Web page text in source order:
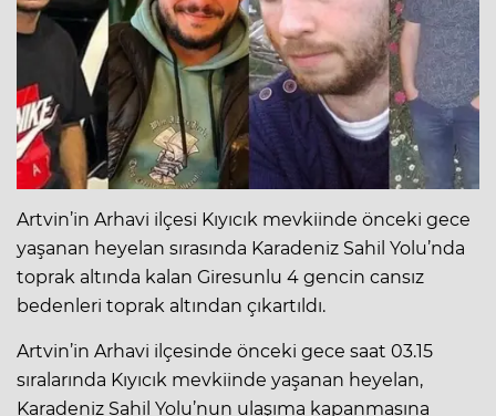
Artvin’in Arhavi ilçesi Kıyıcık mevkiinde önceki gece
yaşanan heyelan sırasında Karadeniz Sahil Yolu’nda
toprak altında kalan Giresunlu 4 gencin cansız
bedenleri toprak altından çıkartıldı.
Artvin’in Arhavi ilçesinde önceki gece saat 03.15
sıralarında Kıyıcık mevkiinde yaşanan heyelan,
Karadeniz Sahil Yolu’nun ulaşıma kapanmasına